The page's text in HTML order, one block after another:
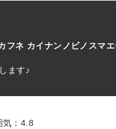
フネ カイナンノビノスマ
ます♪
気：4.8